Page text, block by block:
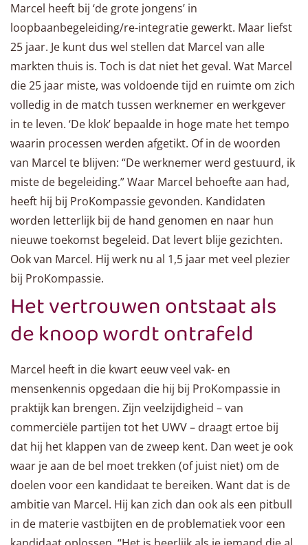
Marcel heeft bij ‘de grote jongens’ in
loopbaanbegeleiding/re-integratie gewerkt. Maar liefst
25 jaar. Je kunt dus wel stellen dat Marcel van alle
markten thuis is. Toch is dat niet het geval. Wat Marcel
die 25 jaar miste, was voldoende tijd en ruimte om zich
volledig in de match tussen werknemer en werkgever
in te leven. ‘De klok’ bepaalde in hoge mate het tempo
waarin processen werden afgetikt. Of in de woorden
van Marcel te blijven: “De werknemer werd gestuurd, ik
miste de begeleiding.” Waar Marcel behoefte aan had,
heeft hij bij ProKompassie gevonden. Kandidaten
worden letterlijk bij de hand genomen en naar hun
nieuwe toekomst begeleid. Dat levert blije gezichten.
Ook van Marcel. Hij werk nu al 1,5 jaar met veel plezier
bij ProKompassie.
Het vertrouwen ontstaat als
de knoop wordt ontrafeld
Marcel heeft in die kwart eeuw veel vak- en
mensenkennis opgedaan die hij bij ProKompassie in
praktijk kan brengen. Zijn veelzijdigheid – van
commerciële partijen tot het UWV – draagt ertoe bij
dat hij het klappen van de zweep kent. Dan weet je ook
waar je aan de bel moet trekken (of juist niet) om de
doelen voor een kandidaat te bereiken. Want dat is de
ambitie van Marcel. Hij kan zich dan ook als een pitbull
in de materie vastbijten en de problematiek voor een